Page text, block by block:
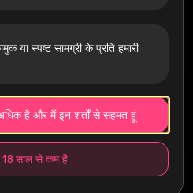
या स्पष्ट सामग्री के प्रति हमारी
है और मैं इन शर्तों से सहमत हूं
18 साल से कम है
जेनरेटरकी विशेषताएं